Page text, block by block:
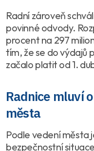
Radní zároveň
povinné odvody.
procent na 297
tím, že se do výdajů
začalo platit od 1.
Radnice mluví
města
Podle vedení města
bezpečnostní